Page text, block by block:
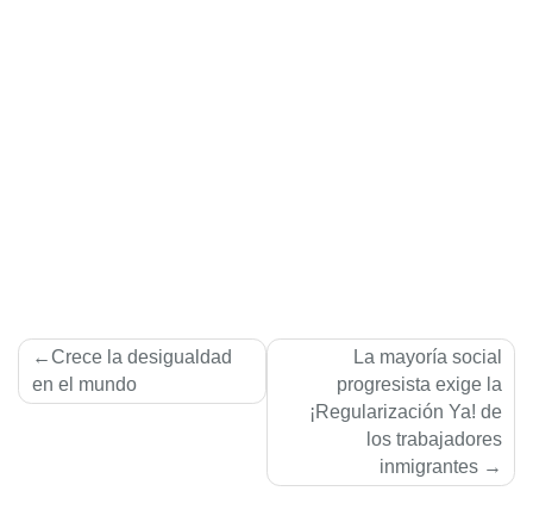
Navegación
de
Crece la desigualdad
en el mundo
La mayoría social
progresista exige la
¡Regularización Ya! de
los trabajadores
inmigrantes